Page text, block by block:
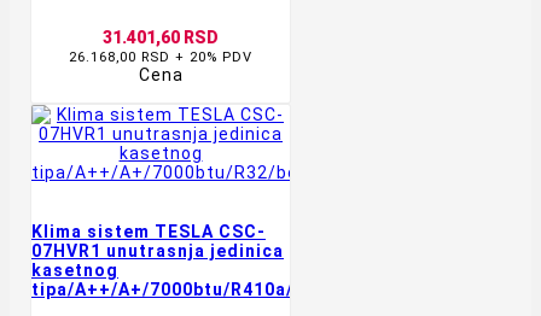
31.401,60 RSD
26.168,00 RSD + 20% PDV
Cena
Klima sistem TESLA CSC-
07HVR1 unutrasnja jedinica
kasetnog
tipa/A++/A+/7000btu/R410a/bela